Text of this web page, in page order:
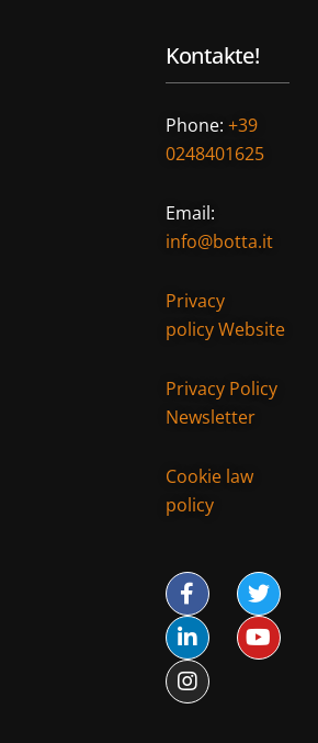
Kontakte!
Phone: +39
0248401625
Email:
info@botta.it
Privacy
policy Website
Privacy Policy
Newsletter
Cookie law
policy